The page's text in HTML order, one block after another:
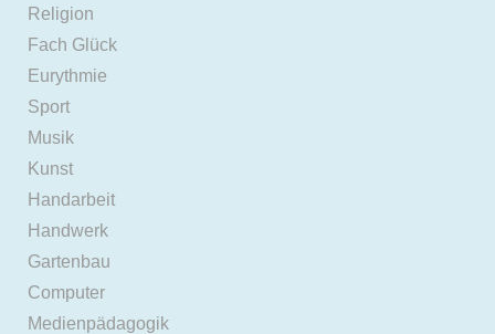
Religion
Fach Glück
Eurythmie
Sport
Musik
Kunst
Handarbeit
Handwerk
Gartenbau
Computer
Medienpädagogik